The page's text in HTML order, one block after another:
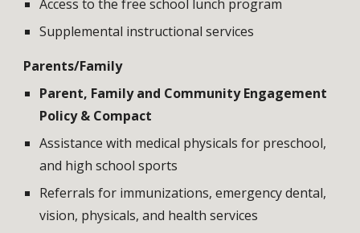
Access to the free school lunch program
Supplemental instructional services
Parents/Family
Parent, Family and Community Engagement
Policy & Compact
Assistance with medical physicals for preschool,
and high school sports
Referrals for immunizations, emergency dental,
vision, physicals, and health services